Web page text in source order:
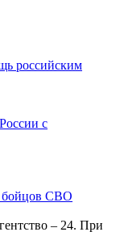
российским
с
бойцов СВО
– 24. При